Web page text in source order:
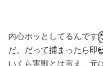
内心ホッとしてるんです
だ、だって捕まったら即
いくら害獣とは言え、元